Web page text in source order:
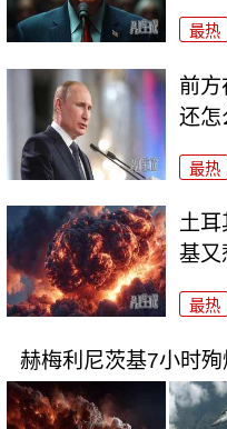
最热
前方
还怎
最热
土
基又
最热
赫梅利尼茨基7小时